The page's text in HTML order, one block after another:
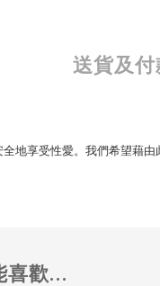
送貨及
地享受性愛。我們希望藉由
喜歡...